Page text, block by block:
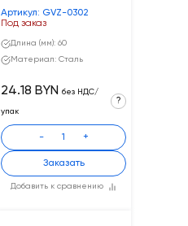
Артикул: GVZ-0302
Под заказ
Длина (мм): 60
Материал: Сталь
Добавить к сравнению
24.18 BYN без НДС/
упак
?
- +
Заказать